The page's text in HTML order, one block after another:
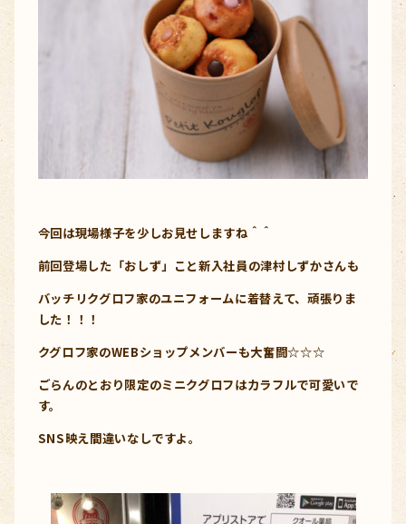
今回は現場様子を少しお見せしますね＾＾
前回登場した「おしず」こと新入社員の津村しずかさんも
バッチリクグロフ家のユニフォームに着替えて、頑張りま
した！！！
クグロフ家のWEBショップメンバーも大奮闘☆☆☆
ごらんのとおり限定のミニクグロフはカラフルで可愛いで
す。
SNS映え間違いなしですよ。